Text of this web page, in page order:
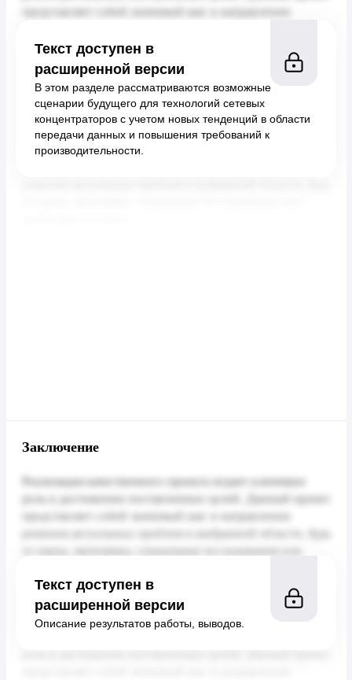
Текст доступен в
расширенной версии
В этом разделе рассматриваются возможные
сценарии будущего для технологий сетевых
концентраторов с учетом новых тенденций в области
передачи данных и повышения требований к
производительности.
Заключение
Текст доступен в
расширенной версии
Описание результатов работы, выводов.